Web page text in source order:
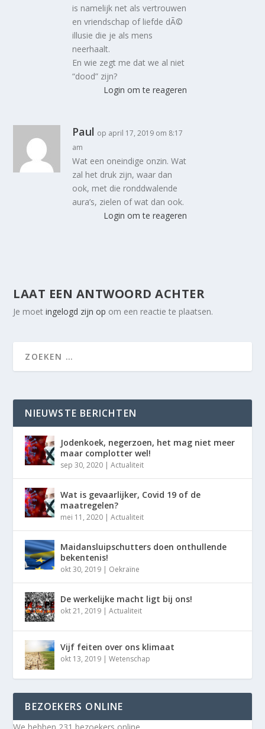
is namelijk net als vertrouwen
en vriendschap of liefde dÃ©
illusie die je als mens
neerhaalt.
En wie zegt me dat we al niet
“dood” zijn?
Login om te reageren
Paul op april 17, 2019 om 8:17
am
Wat een oneindige onzin. Wat
zal het druk zijn, waar dan
ook, met die ronddwalende
aura’s, zielen of wat dan ook.
Login om te reageren
LAAT EEN ANTWOORD ACHTER
Je moetingelogd zijn op om een reactie te plaatsen.
NIEUWSTE BERICHTEN
Jodenkoek, negerzoen, het mag niet meer
maar complotter wel!
sep 30, 2020 |Actualiteit
Wat is gevaarlijker, Covid 19 of de
maatregelen?
mei 11, 2020 |Actualiteit
Maidansluipschutters doen onthullende
bekentenis!
okt 30, 2019 | Oekraïne
De werkelijke macht ligt bij ons!
okt 21, 2019 |Actualiteit
Vijf feiten over ons klimaat
okt 13, 2019 |Wetenschap
BEZOEKERS ONLINE